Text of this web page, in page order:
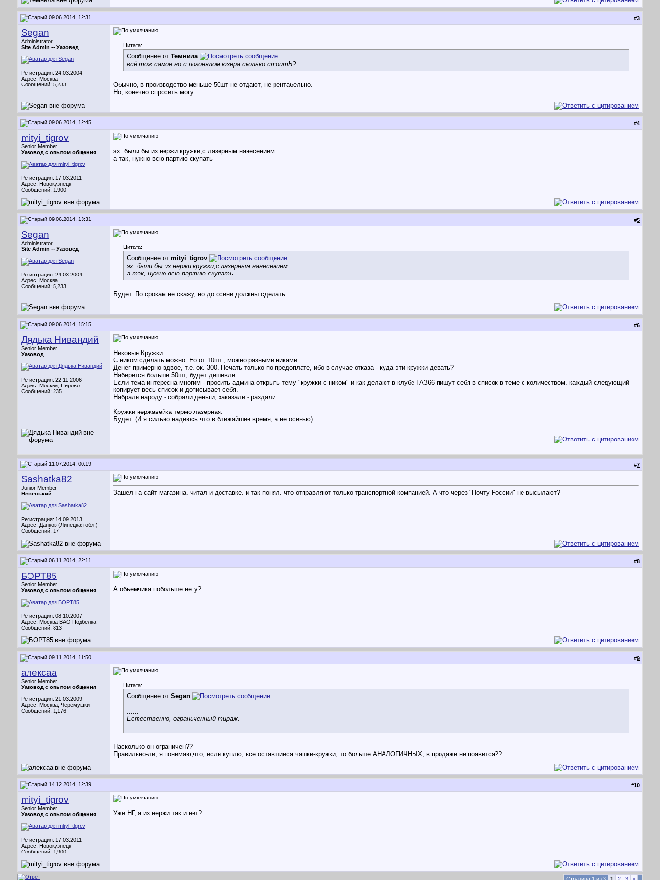
09.06.2014, 12:31 #3
Segan
Administrator
Site Admin -- Уазовед
Регистрация: 24.03.2004
Адрес: Москва
Сообщений: 5,233
Цитата:
Сообщение от Темнила
всё тож самое но с погонялом юзера сколько стоитЬ?
Обычно, в производство меньше 50шт не отдают, не рентабельно.
Но, конечно спросить могу...
09.06.2014, 12:45 #4
mityi_tigrov
Senior Member
Уазовод с опытом общения
Регистрация: 17.03.2011
Адрес: Новокузнецк
Сообщений: 1,900
эх..были бы из нержи кружки,с лазерным нанесением
а так, нужно всю партию скупать
09.06.2014, 13:31 #5
Segan
Administrator
Site Admin -- Уазовед
Регистрация: 24.03.2004
Адрес: Москва
Сообщений: 5,233
Цитата:
Сообщение от mityi_tigrov
эх..были бы из нержи кружки,с лазерным нанесением
а так, нужно всю партию скупать
Будет. По срокам не скажу, но до осени должны сделать
09.06.2014, 15:15 #6
Дядька Нивандий
Senior Member
Уазовод
Регистрация: 22.11.2006
Адрес: Москва, Перово
Сообщений: 235
Никовые Кружки.
С ником сделать можно. Но от 10шт., можно разными никами.
Денег примерно вдвое, т.е. ок. 300. Печать только по предоплате, ибо в случае отказа - куда эти кружки девать?
Наберется больше 50шт, будет дешевле.
Если тема интересна многим - просить админа открыть тему "кружки с ником" и как делают в клубе ГАЗ66 пишут себя в список в теме с количеством, каждый следующий
копирует весь список и дописывает себя.
Набрали народу - собрали деньги, заказали - раздали.
Кружки нержавейка термо лазерная.
Будет. (И я сильно надеюсь что в ближайшее время, а не осенью)
11.07.2014, 00:19 #7
Sashatka82
Junior Member
Новенький
Регистрация: 14.09.2013
Адрес: Данков (Липецкая обл.)
Сообщений: 17
Зашел на сайт магазина, читал и доставке, и так понял, что отправляют только транспортной компанией. А что через "Почту России" не высылают?
06.11.2014, 22:11 #8
БОРТ85
Senior Member
Уазовод с опытом общения
Регистрация: 08.10.2007
Адрес: Москва ВАО Подбелка
Сообщений: 813
А обьемчика побольше нету?
09.11.2014, 11:50 #9
алексаа
Senior Member
Уазовод с опытом общения
Регистрация: 21.03.2009
Адрес: Москва, Черёмушки
Сообщений: 1,176
Цитата:
Сообщение от Segan
..............
......
Естественно, ограниченный тираж.
............
Насколько он ограничен??
Правильно-ли, я понимаю,что, если куплю, все оставшиеся чашки-кружки, то больше АНАЛОГИЧНЫХ, в продаже не появится??
14.12.2014, 12:39 #10
mityi_tigrov
Senior Member
Уазовод с опытом общения
Регистрация: 17.03.2011
Адрес: Новокузнецк
Сообщений: 1,900
Уже НГ, а из нержи так и нет?
Страница 1 из 3 1 2 3 >